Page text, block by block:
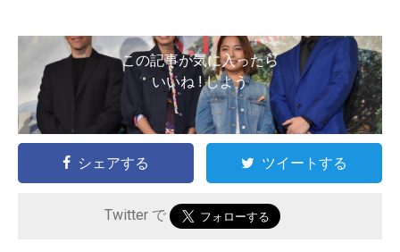
この記事が気に入ったら
いいね ! しよう
シェアする ツイートする
Twitter で